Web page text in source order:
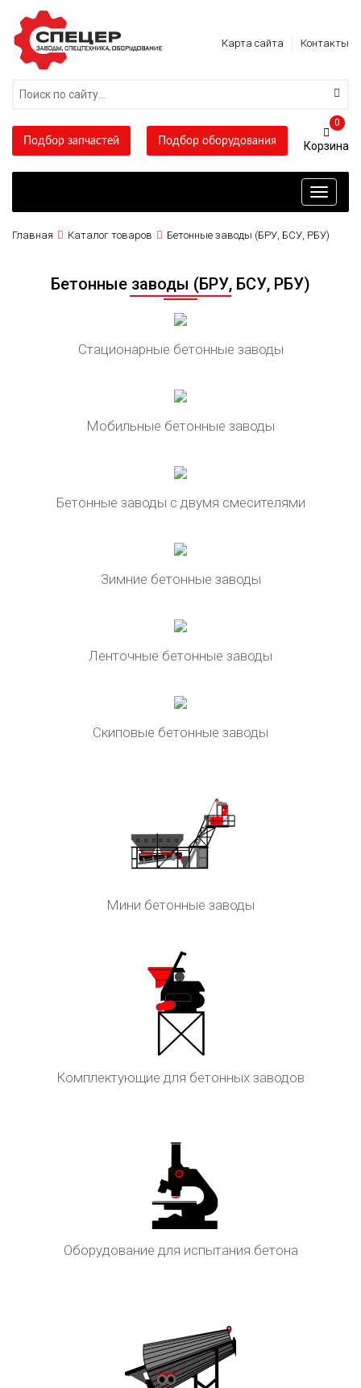
Карта сайта Контакты
Подбор запчастей Подбор оборудования
0
Toggle
Главная Каталог товаров Бетонные заводы (БРУ, БСУ, РБУ)
Бетонные заводы (БРУ, БСУ, РБУ)
Стационарные бетонные заводы
Мобильные бетонные заводы
Бетонные заводы с двумя смесителями
Зимние бетонные заводы
Ленточные бетонные заводы
Скиповые бетонные заводы
Мини бетонные заводы
Комплектующие для бетонных заводов
Оборудование для испытания бетона